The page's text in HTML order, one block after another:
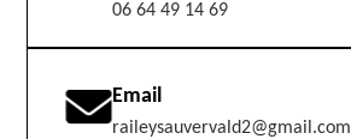
06 64 49 14 69
Email
raileysauvervald2@gmail.com